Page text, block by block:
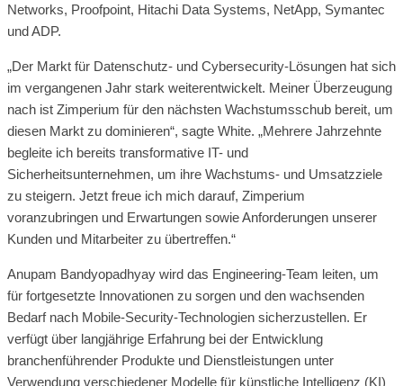
Networks, Proofpoint, Hitachi Data Systems, NetApp, Symantec
und ADP.
„Der Markt für Datenschutz- und Cybersecurity-Lösungen hat sich
im vergangenen Jahr stark weiterentwickelt. Meiner Überzeugung
nach ist Zimperium für den nächsten Wachstumsschub bereit, um
diesen Markt zu dominieren“, sagte White. „Mehrere Jahrzehnte
begleite ich bereits transformative IT- und
Sicherheitsunternehmen, um ihre Wachstums- und Umsatzziele
zu steigern. Jetzt freue ich mich darauf, Zimperium
voranzubringen und Erwartungen sowie Anforderungen unserer
Kunden und Mitarbeiter zu übertreffen.“
Anupam Bandyopadhyay wird das Engineering-Team leiten, um
für fortgesetzte Innovationen zu sorgen und den wachsenden
Bedarf nach Mobile-Security-Technologien sicherzustellen. Er
verfügt über langjährige Erfahrung bei der Entwicklung
branchenführender Produkte und Dienstleistungen unter
Verwendung verschiedener Modelle für künstliche Intelligenz (KI)